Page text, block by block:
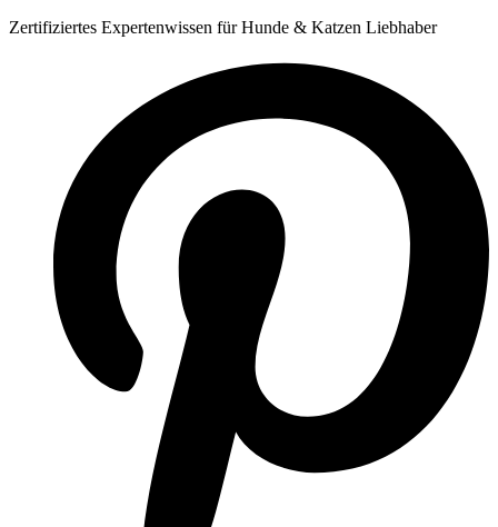
Zum
Zertifiziertes Expertenwissen für Hunde & Katzen Liebhaber